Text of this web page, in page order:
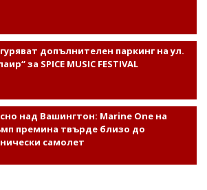
допълнителен паркинг на ул.
за SPICE MUSIC FESTIVAL
над Вашингтон: Marine One на
премина твърде близо до
самолет